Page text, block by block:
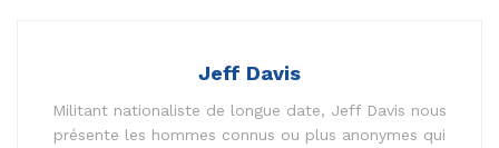
Jeff Davis
Militant nationaliste de longue date, Jeff Davis nous
présente les hommes connus ou plus anonymes qui